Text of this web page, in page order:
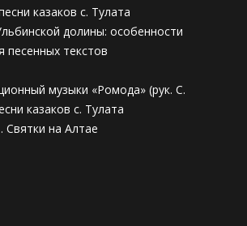
казаков с. Тулата
долины: особенности
песенных текстов
музыки «Ромода» (рук. С.
казаков с. Тулата
Святки на Алтае